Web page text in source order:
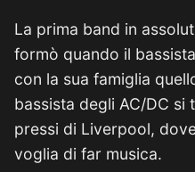
La prima band in
formò quando il
con la sua famiglia
bassista degli AC/DC si
pressi di Liverpool,
voglia di far musica.